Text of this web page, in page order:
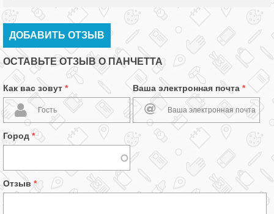
ДОБАВИТЬ ОТЗЫВ
ОСТАВЬТЕ ОТЗЫВ О ПАНЧЕТТА
Как вас зовут * Ваша электронная почта *
Город *
Отзыв *